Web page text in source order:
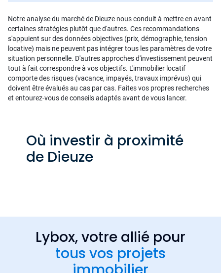
Notre analyse du marché de Dieuze nous conduit à mettre en avant
certaines stratégies plutôt que d'autres. Ces recommandations
s'appuient sur des données objectives (prix, démographie, tension
locative) mais ne peuvent pas intégrer tous les paramètres de votre
situation personnelle. D'autres approches d'investissement peuvent
tout à fait correspondre à vos objectifs. L'immobilier locatif
comporte des risques (vacance, impayés, travaux imprévus) qui
doivent être évalués au cas par cas. Faites vos propres recherches
et entourez-vous de conseils adaptés avant de vous lancer.
Où investir à proximité
de Dieuze
Lybox, votre allié pour
tous vos projets